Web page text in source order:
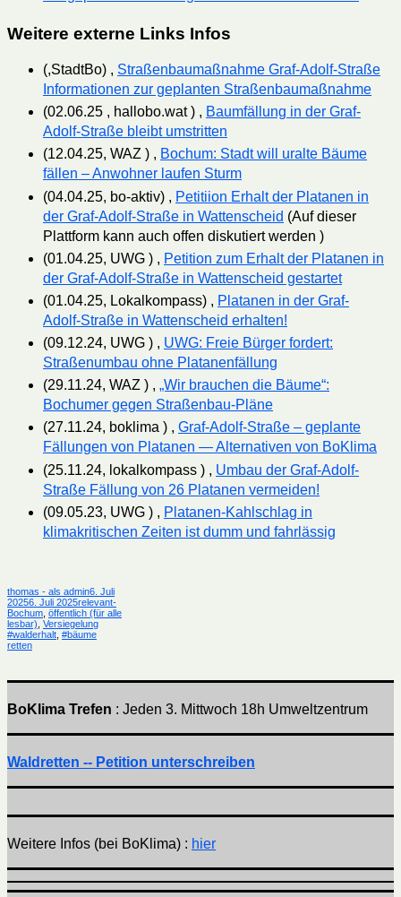
Weitere externe Links Infos
(,StadtBo) , Straßenbaumaßnahme Graf-Adolf-Straße
Informationen zur geplanten Straßenbaumaßnahme
(02.06.25 , hallobo.wat ) , Baumfällung in der Graf-
Adolf-Straße bleibt umstritten
(12.04.25, WAZ ) , Bochum: Stadt will uralte Bäume
fällen – Anwohner laufen Sturm
(04.04.25, bo-aktiv) , Petitiion Erhalt der Platanen in
der Graf-Adolf-Straße in Wattenscheid (Auf dieser
Plattform kann auch offen diskutiert werden )
(01.04.25, UWG ) , Petition zum Erhalt der Platanen in
der Graf-Adolf-Straße in Wattenscheid gestartet
(01.04.25, Lokalkompass) , Platanen in der Graf-
Adolf-Straße in Wattenscheid erhalten!
(09.12.24, UWG ) , UWG: Freie Bürger fordert:
Straßenumbau ohne Platanenfällung
(29.11.24, WAZ ) , „Wir brauchen die Bäume“:
Bochumer gegen Straßenbau-Pläne
(27.11.24, boklima ) , Graf-Adolf-Straße – geplante
Fällungen von Platanen — Alternativen von BoKlima
(25.11.24, lokalkompass ) , Umbau der Graf-Adolf-
Straße Fällung von 26 Platanen vermeiden!
(09.05.23, UWG ) , Platanen-Kahlschlag in
klimakritischen Zeiten ist dumm und fahrlässig
Autor
thomas - als adminVeröffentlicht
am
6. Juli
20256. Juli 2025Kategorien
relevant-
Bochum öffentlich (für alle
lesbar) VersiegelungSchlagwörter
#walderhalt #bäume
retten
BoKlima Trefen : Jeden 3. Mittwoch 18h Umweltzentrum
Waldretten -- Petition unterschreiben
Weitere Infos (bei BoKlima) : hier